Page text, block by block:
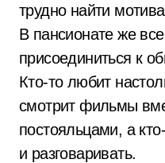
трудно найти
В пансионате же
присоединиться к
Кто-то любит
смотрит фильмы
постояльцами, а
и разговаривать.